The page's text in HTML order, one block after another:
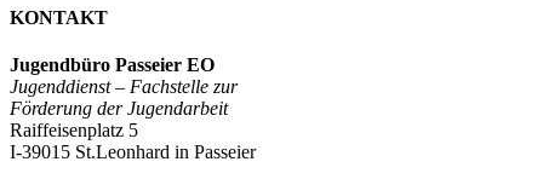
Druck
KONTAKT
Jugendbüro Passeier EO
Jugenddienst – Fachstelle zur
Förderung der Jugendarbeit
Raiffeisenplatz 5
I-39015 St.Leonhard in Passeier